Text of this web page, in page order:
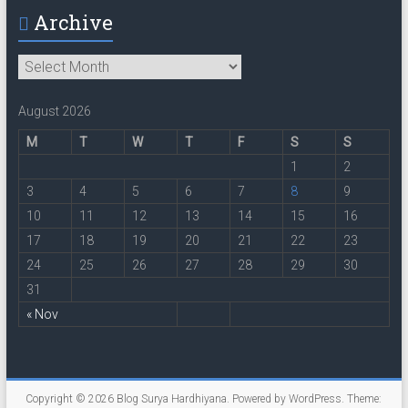
Archive
Archive
August 2026
M T W T F S S
« Nov
1
2
3
4 5 6 7 8
9
10
11 12 13 14 15
16
17
18 19 20 21 22
23
24
25 26 27 28 29
30
31
Copyright © 2026 Blog Surya Hardhiyana. Powered byWordPress. Theme: